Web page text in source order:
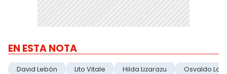
EN ESTA NOTA
David Lebón Lito Vitale Hilda Lizarazu Osvaldo